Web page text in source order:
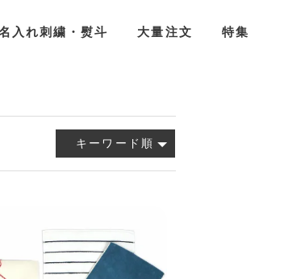
入れ刺繍・熨斗 大量注文 特集
キーワード順